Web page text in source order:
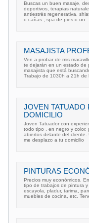
Buscas un buen masaje,
deportivos, terapias
antiestrés regenerativa,
o cañas , spa de pies o un
MASAJISTA
Ven a probar de mis
te dejarán en un estado de
masajista que está
Trabajo de 1030h a 21h de
JOVEN TATUADO
DOMICILIO
Joven Tatuador con
todo tipo , en negro y color,
abiertos delante del cliente.
me desplazo a tu domicilio
PINTURAS
Precios muy económicos.
tipo de trabajos de pintura
escayola, pladur, tarima,
muebles de cocina, etc.